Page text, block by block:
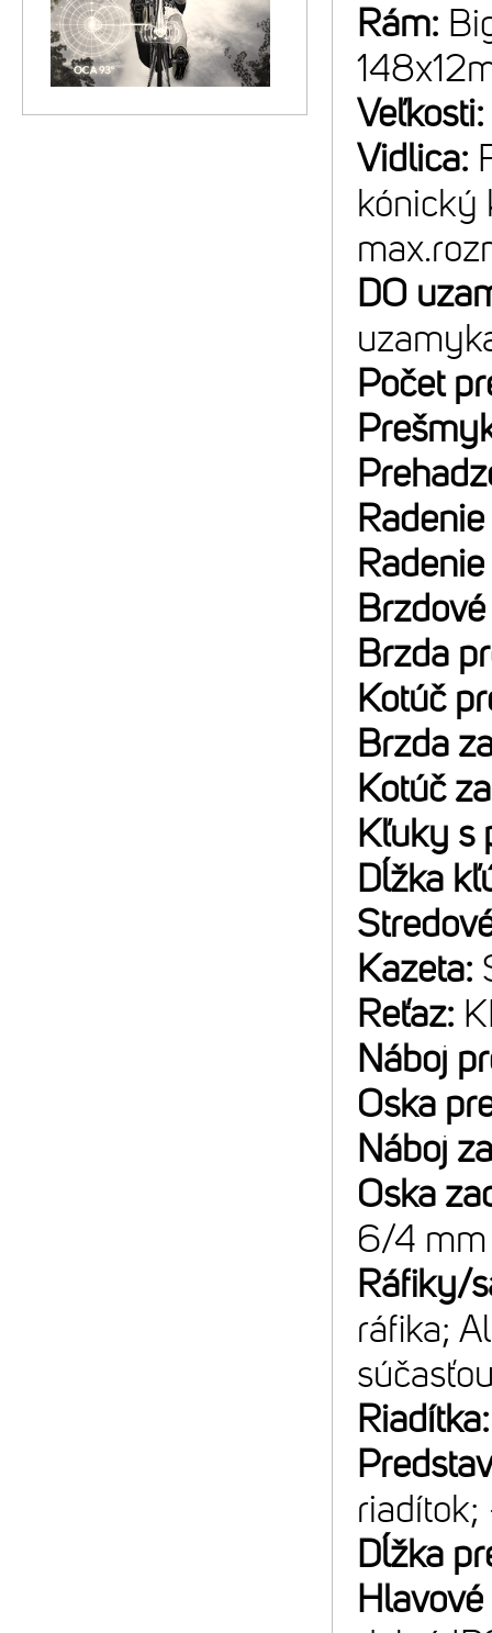
Rám:
Veľkosti:
Vidlica:
kónický
DO
Počet
Brzda
Kotúč
Brzda
Kotúč
Kľuky s
Dĺžka
Kazeta:
Reťaz:
Náboj
Oska
Náboj
Oska
6/4 mm
Ráfiky/
ráfika;
riadítok;
Dĺžka